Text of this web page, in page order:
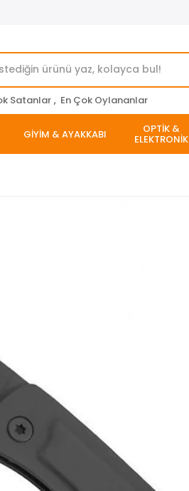
Satanlar , En Çok Oylananlar
GİYİM & AYAKKABI OPTİK &
ELEKTRONİK